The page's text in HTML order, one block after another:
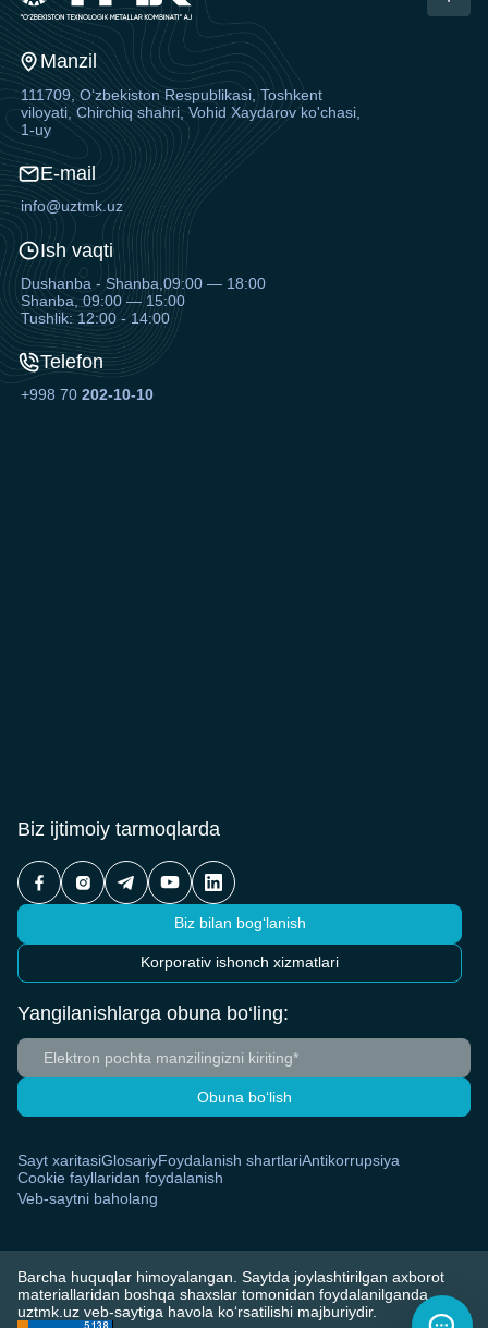
Manzil
111709, O‘zbekiston Respublikasi, Toshkent
viloyati, Chirchiq shahri, Vohid Xaydarov ko'chasi,
1-uy
E-mail
info@uztmk.uz
Ish vaqti
Dushanba - Shanba,09:00 — 18:00
Shanba, 09:00 — 15:00
Tushlik: 12:00 - 14:00
Telefon
+998 70202-10-10
Biz ijtimoiy tarmoqlarda
Biz bilan bog‘lanish
Korporativ ishonch xizmatlari
Yangilanishlarga obuna bo‘ling:
Obuna bo‘lish
Sayt xaritasiGlosariyFoydalanish shartlariAntikorrupsiya
Cookie fayllaridan foydalanish
Veb-saytni baholang
Barcha huquqlar himoyalangan. Saytda joylashtirilgan axborot
materiallaridan boshqa shaxslar tomonidan foydalanilganda,
uztmk.uz veb-saytiga havola ko‘rsatilishi majburiydir.